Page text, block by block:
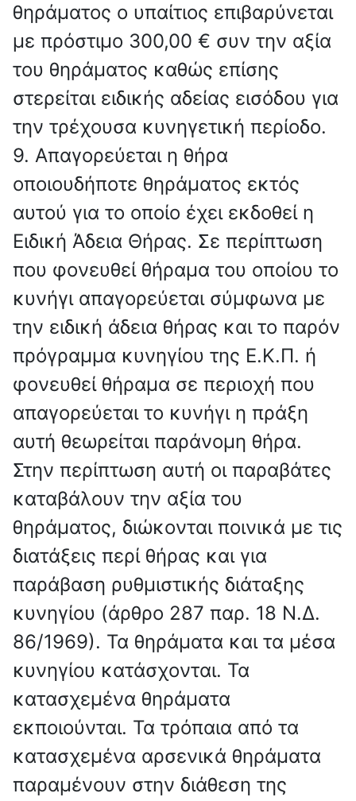
θηράματος ο υπαίτιος επιβαρύνεται
με πρόστιμο 300,00 € συν την αξία
του θηράματος καθώς επίσης
στερείται ειδικής αδείας εισόδου για
την τρέχουσα κυνηγετική περίοδο.
9. Απαγορεύεται η θήρα
οποιουδήποτε θηράματος εκτός
αυτού για το οποίο έχει εκδοθεί η
Ειδική Άδεια Θήρας. Σε περίπτωση
που φονευθεί θήραμα του οποίου το
κυνήγι απαγορεύεται σύμφωνα με
την ειδική άδεια θήρας και το παρόν
πρόγραμμα κυνηγίου της Ε.Κ.Π. ή
φονευθεί θήραμα σε περιοχή που
απαγορεύεται το κυνήγι η πράξη
αυτή θεωρείται παράνομη θήρα.
Στην περίπτωση αυτή οι παραβάτες
καταβάλουν την αξία του
θηράματος, διώκονται ποινικά με τις
διατάξεις περί θήρας και για
παράβαση ρυθμιστικής διάταξης
κυνηγίου (άρθρο 287 παρ. 18 Ν.Δ.
86/1969). Τα θηράματα και τα μέσα
κυνηγίου κατάσχονται. Τα
κατασχεμένα θηράματα
εκποιούνται. Τα τρόπαια από τα
κατασχεμένα αρσενικά θηράματα
παραμένουν στην διάθεση της